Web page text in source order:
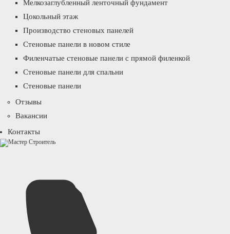
Мелкозаглубленный ленточный фундамент
Цокольный этаж
Производство стеновых панелей
Стеновые панели в новом стиле
Филенчатые стеновые панели с прямой филенкой
Стеновые панели для спальни
Стеновые панели
Отзывы
Вакансии
Контакты